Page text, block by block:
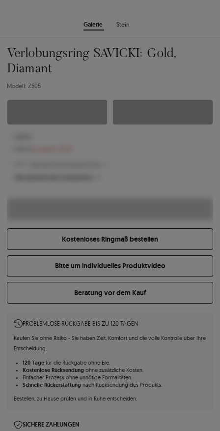
Galerie Stein
Verlobungsring SAVICKI: Gold,
Diamant
Modell: Z505
Kostenloses Ringmaß bestellen
Bitte um individuelles Produktvideo
Beratung vor dem Kauf
PROBLEMLOSE RÜCKGABE BIS ZU 120 TAGEN
Kaufen Sie ohne Risiko - Sie haben Zeit, Komfort und die volle Kontrolle über Ihre
Entscheidung.
120 Tagefür die Rückgabe ohne Eile.
Kostenlose Rücksendungohne zusätzliche Kosten.
Einfacher Prozess ohne unnötige Formalitäten.
Schnelle Rückerstattungnach Rücksendung des Produkts.
Bestellen, zu Hause prüfen und in Ruhe entscheiden.
SICHERE ZAHLUNGEN